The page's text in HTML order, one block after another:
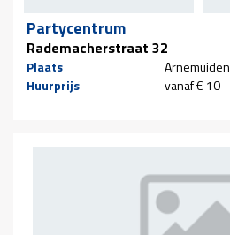
Partycentrum
Rademacherstraat 32
Plaats
Arnemuiden
Huurprijs
vanaf € 10